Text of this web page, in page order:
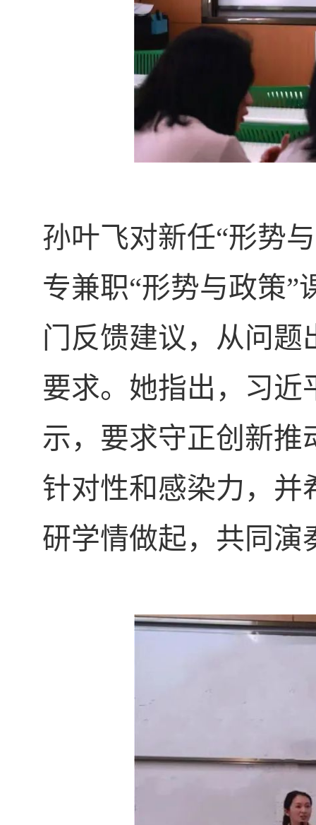
孙叶飞对新任“形势
专兼职“形势与政策
门反馈建议，从问
要求。她指出，习近
示，要求守正创新推
针对性和感染力，并
研学情做起，共同演